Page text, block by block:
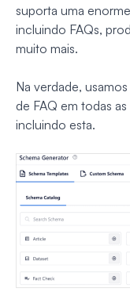
suporta uma
incluindo FAQs,
muito mais.
Na verdade,
de FAQ em todas
incluindo esta.